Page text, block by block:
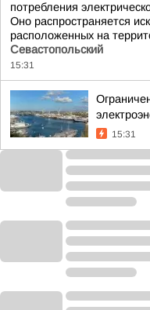
потребления
Оно распространяется
расположенных на
Севастопольский
15:31
15:31